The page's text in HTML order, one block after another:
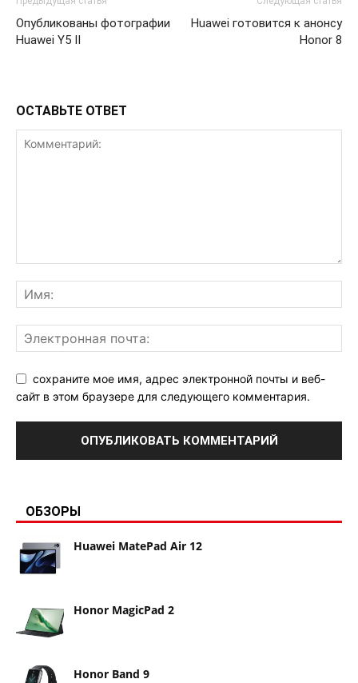
Опубликованы фотографии
Huawei Y5 II
Huawei готовится к анонсу
Honor 8
ОСТАВЬТЕ ОТВЕТ
сохраните мое имя, адрес электронной почты и веб-
сайт в этом браузере для следующего комментария.
ОБЗОРЫ
Huawei MatePad Air 12
Honor MagicPad 2
Honor Band 9